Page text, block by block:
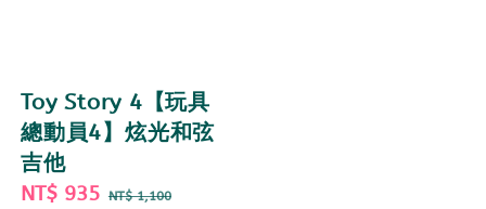
Toy Story 4【玩具
總動員4】炫光和弦
吉他
Sale
NT$ 935 Regular
NT$ 1,100